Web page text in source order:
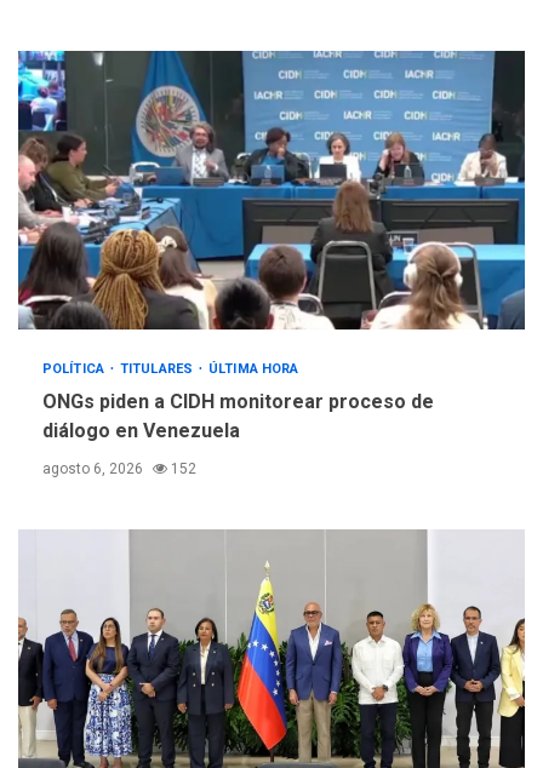
POLÍTICA TITULARES ÚLTIMA HORA
ONGs piden a CIDH monitorear proceso de
diálogo en Venezuela
agosto 6, 2026 152